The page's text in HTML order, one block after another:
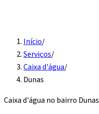
Início/
Serviços/
Caixa d'água/
Dunas
Caixa d'água no bairro Dunas